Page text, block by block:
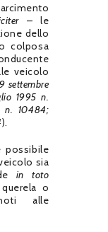
– le
dello
colposa
veicolo
settembre
1995 n.
n. 10484;
).
possibile
sia
in toto
o
alle